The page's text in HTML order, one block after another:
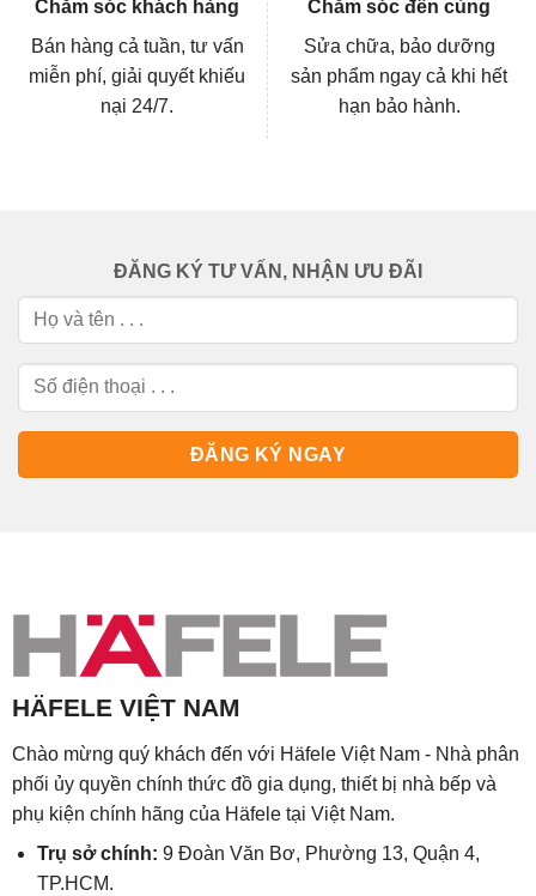
Chăm sóc khách hàng
Bán hàng cả tuần, tư vấn
miễn phí, giải quyết khiếu
nại 24/7.
Chăm sóc đến cùng
Sửa chữa, bảo dưỡng
sản phẩm ngay cả khi hết
hạn bảo hành.
ĐĂNG KÝ TƯ VẤN, NHẬN ƯU ĐÃI
HÄFELE VIỆT NAM
Chào mừng quý khách đến với Häfele Việt Nam - Nhà phân
phối ủy quyền chính thức đồ gia dụng, thiết bị nhà bếp và
phụ kiện chính hãng của Häfele tại Việt Nam.
Trụ sở chính: 9 Đoàn Văn Bơ, Phường 13, Quận 4,
TP.HCM.